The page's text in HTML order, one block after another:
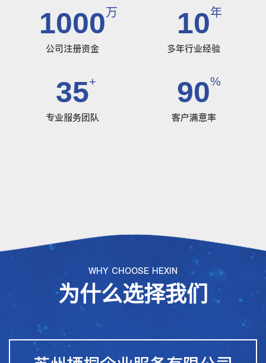
1000万
公司注册资金
10年
多年行业经验
35+
专业服务团队
90%
客户满意率
WHY CHOOSE HEXIN
为什么选择我们